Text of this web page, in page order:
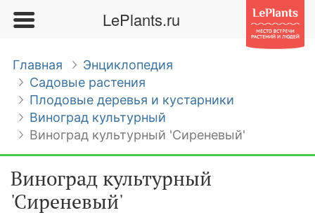
LePlants.ru
Главная
Энциклопедия
Садовые растения
Плодовые деревья и кустарники
Виноград культурный
Виноград культурный 'Сиреневый'
Виноград культурный
'Сиреневый'